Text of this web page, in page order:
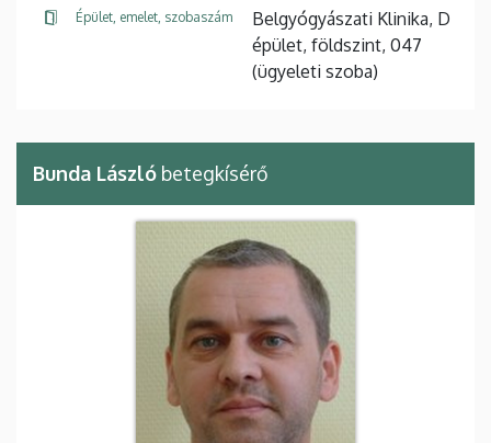
Épület, emelet, szobaszám
Belgyógyászati Klinika, D
épület, földszint, 047
(ügyeleti szoba)
Bunda László betegkísérő